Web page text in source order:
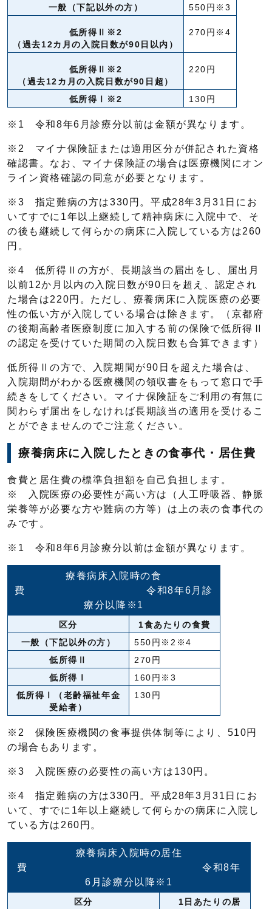
一般（下記以外の方） 550円※3
低所得Ⅱ※2
（過去12カ月の入院日数が90日以内）
270円※4
低所得Ⅱ※2
（過去12カ月の入院日数が90日超）
220円
低所得Ⅰ※2 130円
※1 令和8年6月診療分以前は金額が異なります。
※2 マイナ保険証または適用区分が併記された資格
確認書。なお、マイナ保険証の場合は医療機関にオン
ライン資格確認の同意が必要となります。
※3 指定難病の方は330円。平成28年3月31日にお
いてすでに1年以上継続して精神病床に入院中で、そ
の後も継続して何らかの病床に入院している方は260
円。
※4 低所得Ⅱの方が、長期該当の届出をし、届出月
以前12か月以内の入院日数が90日を超え、認定され
た場合は220円。ただし、療養病床に入院医療の必要
性の低い方が入院している場合は除きます。（京都府
の後期高齢者医療制度に加入する前の保険で低所得Ⅱ
の認定を受けていた期間の入院日数も合算できます）
低所得Ⅱの方で、入院期間が90日を超えた場合は、
入院期間がわかる医療機関の領収書をもって窓口で手
続きをしてください。マイナ保険証をご利用の有無に
関わらず届出をしなければ長期該当の適用を受けるこ
とができませんのでご注意ください。
療養病床に入院したときの食事代・居住費
食費と居住費の標準負担額を自己負担します。
※ 入院医療の必要性が高い方は（人工呼吸器、静脈
栄養等が必要な方や難病の方等）は上の表の食事代の
みです。
※1 令和8年6月診療分以前は金額が異なります。
療養病床入院時の食
費 令和8年6月診
療分以降※1
区分
1食あたりの食費
一般（下記以外の方）
550円※2※4
低所得Ⅱ
270円
低所得Ⅰ
160円※3
低所得Ⅰ（老齢福祉年金
受給者）
130円
※2 保険医療機関の食事提供体制等により、510円
の場合もあります。
※3 入院医療の必要性の高い方は130円。
※4 指定難病の方は330円。平成28年3月31日にお
いて、すでに1年以上継続して何らかの病床に入院し
ている方は260円。
療養病床入院時の居住
費 令和8年
6月診療分以降※1
区分
1日あたりの居